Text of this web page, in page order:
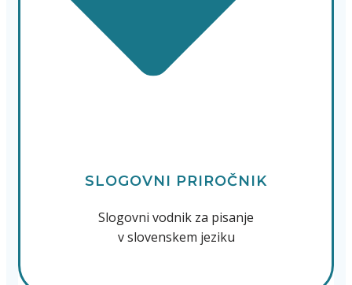
SLOGOVNI PRIROČNIK
Slogovni vodnik za pisanje
v slovenskem jeziku